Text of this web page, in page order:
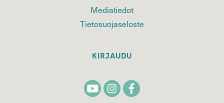
Mediatiedot
Tietosuojaseloste
KIRJAUDU